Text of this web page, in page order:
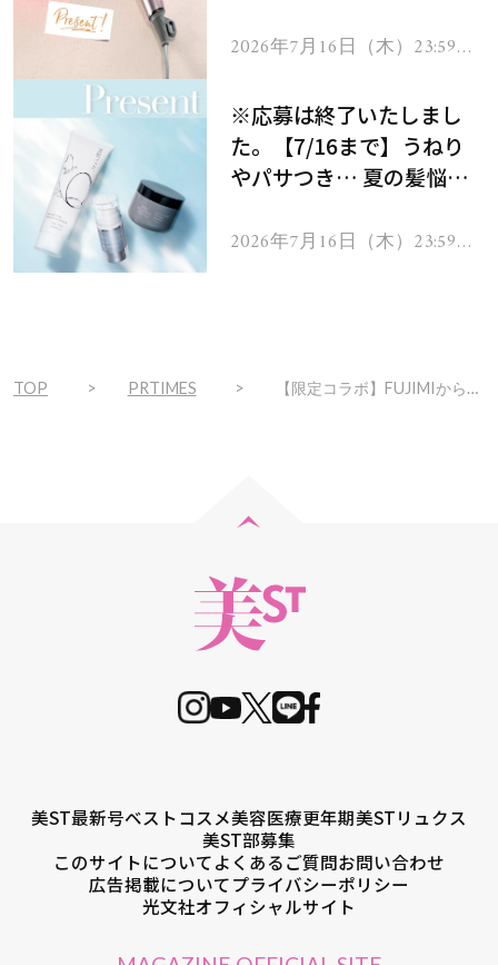
ヘアドライヤー ジュエル
2026年7月16日（木）23:59ま
※応募は終了いたしまし
た。【7/16まで】うねり
やパサつき… 夏の髪悩み
ムを13名様にプレゼン
2026年7月16日（木）23:59ま
TOP PRTIMES 【限定コラボ】FUJIMIから80周年を迎えたムーミンとのコラボレーションシェイカーが数量限定で新登場！4月21日先行予約開始！
美ST最新号ベストコスメ美容医療更年期美STリュクス
美ST部募集
このサイトについてよくあるご質問お問い合わせ
広告掲載についてプライバシーポリシー
光文社オフィシャルサイト